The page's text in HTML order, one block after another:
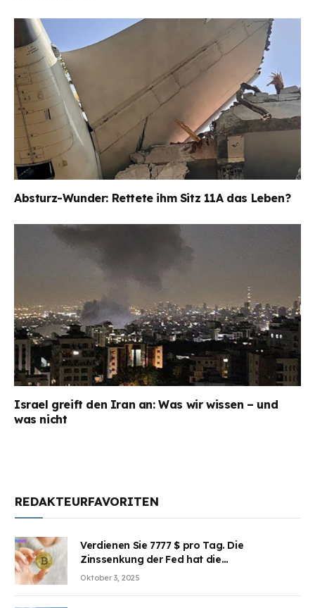
Absturz-Wunder: Rettete ihm Sitz 11A das Leben?
Israel greift den Iran an: Was wir wissen – und
was nicht
REDAKTEURFAVORITEN
Verdienen Sie 7777 $ pro Tag. Die
Zinssenkung der Fed hat die
Aufmerksamkeit des Marktes erregt.
Oktober 3, 2025